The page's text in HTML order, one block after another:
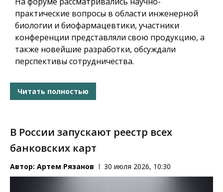
практические вопросы в области инженерной
биологии и биофармацевтики, участники
конференции представляли свою продукцию, а
также новейшие разработки, обсуждали
перспективы сотрудничества.
Читать полностью
В России запускают реестр всех
банковских карт
Автор: Артем Рязанов 30 июля 2026, 10:30